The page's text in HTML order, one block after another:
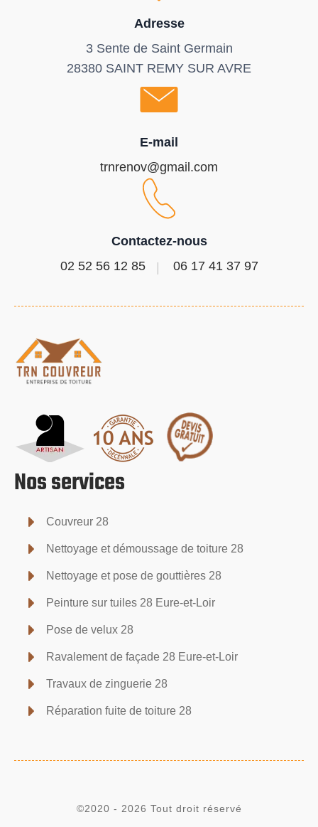
Adresse
3 Sente de Saint Germain
28380 SAINT REMY SUR AVRE
E-mail
trnrenov@gmail.com
Contactez-nous
02 52 56 12 85
06 17 41 37 97
Nos services
Couvreur 28
Nettoyage et démoussage de toiture 28
Nettoyage et pose de gouttières 28
Peinture sur tuiles 28 Eure-et-Loir
Pose de velux 28
Ravalement de façade 28 Eure-et-Loir
Travaux de zinguerie 28
Réparation fuite de toiture 28
©2020 - 2026 Tout droit réservé